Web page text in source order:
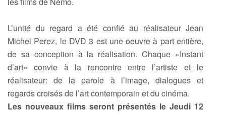
L’unité du regard a été confié au réalisateur Jean
Michel Perez, le DVD 3 est une oeuvre à part entière,
de sa conception à la réalisation. Chaque «Instant
d’art» convie à la rencontre entre l’artiste et le
réalisateur: de la parole à l’image, dialogues et
regards croisés de l’art contemporain et du cinéma.
Les nouveaux films seront présentés le Jeudi 12